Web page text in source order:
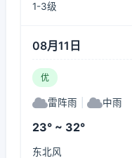
1-3级
08月11日
优
雷阵雨 中雨
23° ~ 32°
东北风